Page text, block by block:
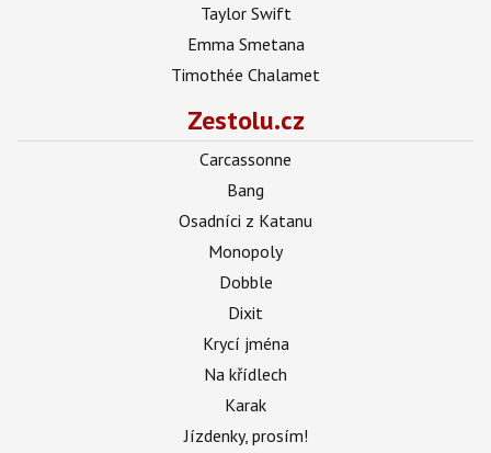
Taylor Swift
Emma Smetana
Timothée Chalamet
Zestolu.cz
Carcassonne
Bang
Osadníci z Katanu
Monopoly
Dobble
Dixit
Krycí jména
Na křídlech
Karak
Jízdenky, prosím!